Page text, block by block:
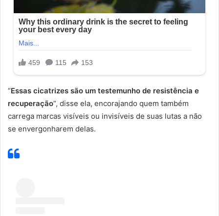
“Essas cicatrizes são um testemunho de resistência e
recuperação“, disse ela, encorajando quem também
carrega marcas visíveis ou invisíveis de suas lutas a não
se envergonharem delas.